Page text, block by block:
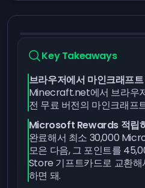
Key Takeaways
브라우저에서 마인크래프
Minecraft.net에서 브라우
전 무료 버전의 마인크래프
Microsoft Rewards 적립
완료해서 최소 30,000
모은 다음, 그 포인트를
Store 기프트카드로 교환해
하면 돼.